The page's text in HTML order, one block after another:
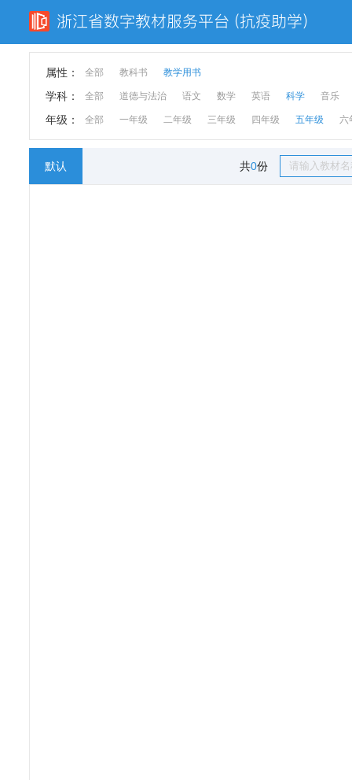
属性： 全部 教科书 教学用书
学科： 全部 道德与法治 语文 数学 英语 科学 音乐
年级： 全部 一年级 二年级 三年级 四年级 五年级 六
默认 共0份